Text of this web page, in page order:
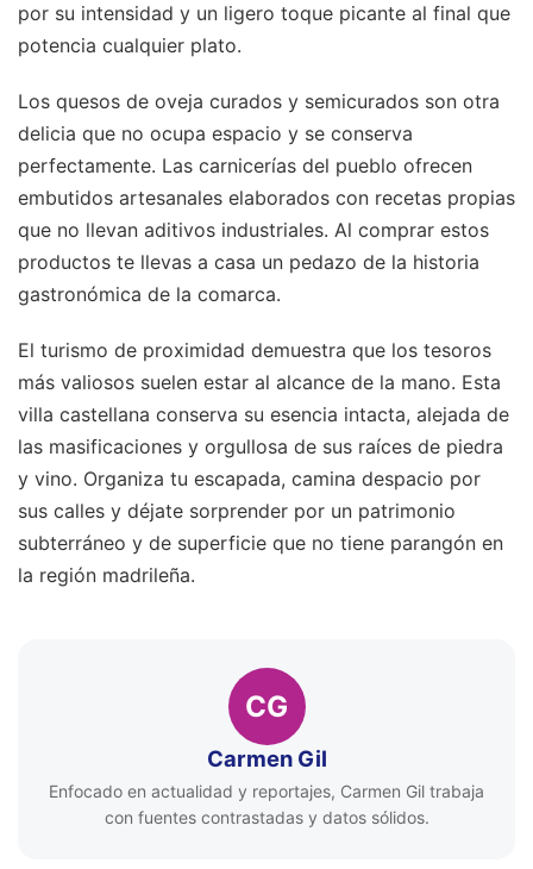
por su intensidad y un ligero toque picante al final que
potencia cualquier plato.
Los quesos de oveja curados y semicurados son otra
delicia que no ocupa espacio y se conserva
perfectamente. Las carnicerías del pueblo ofrecen
embutidos artesanales elaborados con recetas propias
que no llevan aditivos industriales. Al comprar estos
productos te llevas a casa un pedazo de la historia
gastronómica de la comarca.
El turismo de proximidad demuestra que los tesoros
más valiosos suelen estar al alcance de la mano. Esta
villa castellana conserva su esencia intacta, alejada de
las masificaciones y orgullosa de sus raíces de piedra
y vino. Organiza tu escapada, camina despacio por
sus calles y déjate sorprender por un patrimonio
subterráneo y de superficie que no tiene parangón en
la región madrileña.
CG
Carmen Gil
Enfocado en actualidad y reportajes, Carmen Gil trabaja
con fuentes contrastadas y datos sólidos.